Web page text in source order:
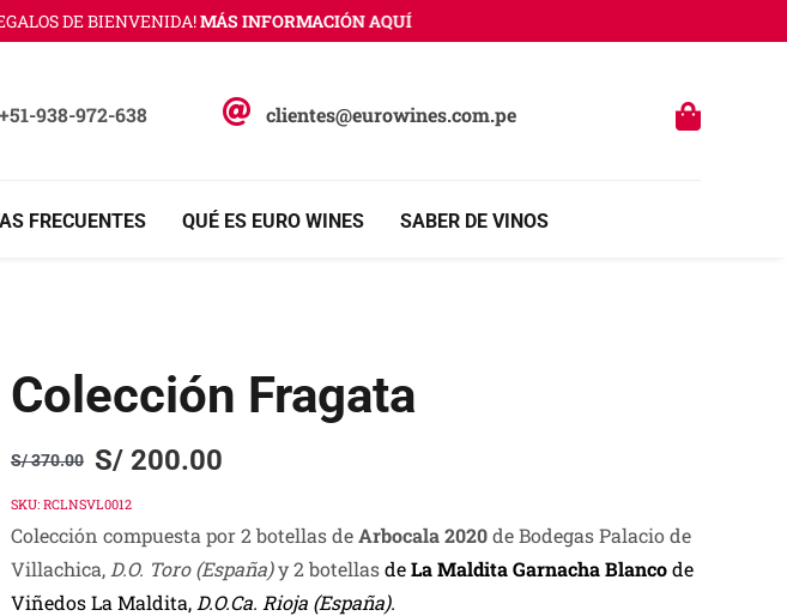
DE BIENVENIDA!MÁS INFORMACIÓN AQUÍ
+51-938-972-638 clientes@eurowines.com.pe
FRECUENTES QUÉ ES EURO WINES SABER DE VINOS
Colección Fragata
S/370.00
Original
price
was:
S/ 370.00.
S/200.00
Current
price
is:
S/ 200.00.
SKU: RCLNSVL0012
Colección compuesta por 2 botellas deArbocala 2020de Bodegas Palacio de
Villachica, D.O. Toro (España)y 2 botellasdeLa Maldita Garnacha Blancode
Viñedos La Maldita, D.O.Ca. Rioja (España).